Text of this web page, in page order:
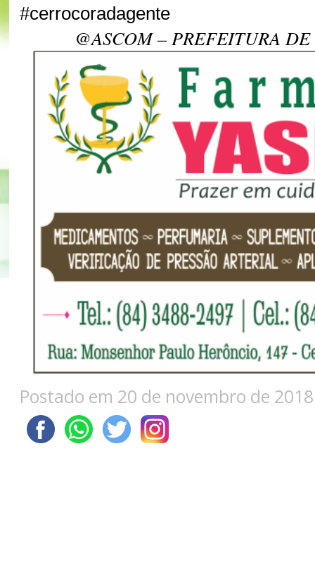
#cerrocoradagente
@ASCOM – PREFEITURA
Postado em 20 de novembro de 2018